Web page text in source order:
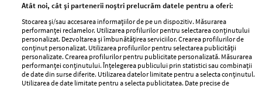
GSP
Unica
Baby
Retete
femei
Viva
Avantaje
Retete practice
Atât noi, cât și partenerii noștri prelucrăm datele pentru a oferi:
Stocarea și/sau accesarea informațiilor de pe un dispozitiv. Măsurarea
performanței reclamelor. Utilizarea profilurilor pentru selectarea conținutului
personalizat. Dezvoltarea și îmbunătățirea serviciilor. Crearea profilurilor de
conținut personalizat. Utilizarea profilurilor pentru selectarea publicității
personalizate. Crearea profilurilor pentru publicitate personalizată. Măsurarea
performanței conținutului. Înțelegerea publicului prin statistici sau combinații
de date din surse diferite. Utilizarea datelor limitate pentru a selecta conținutul.
Utilizarea de date limitate pentru a selecta publicitatea. Date precise de